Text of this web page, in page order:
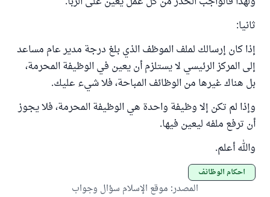
ثانيا:
إذا كان إرسالك لملف الموظف الذي بلغ درجة مدير عام مساعد
إلى المركز الرئيسي لا يستلزم أن يعين في الوظيفة المحرمة،
بل هناك غيرها من الوظائف المباحة، فلا شيء عليك.
وإذا لم تكن إلا وظيفة واحدة هي الوظيفة المحرمة، فلا يجوز
أن ترفع ملفه ليعين فيها.
والله أعلم.
أحكام الوظائف
المصدر: موقع الإسلام سؤال وجواب